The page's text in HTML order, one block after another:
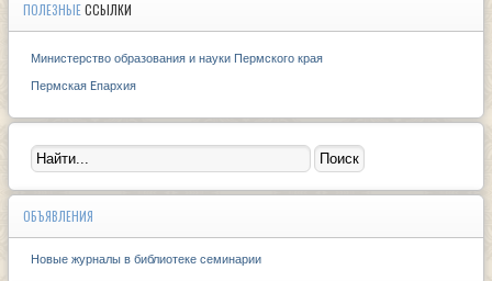
ПОЛЕЗНЫЕССЫЛКИ
Министерство образования и науки Пермского края
Пермская Eпархия
ОБЪЯВЛЕНИЯ
Новые журналы в библиотеке семинарии